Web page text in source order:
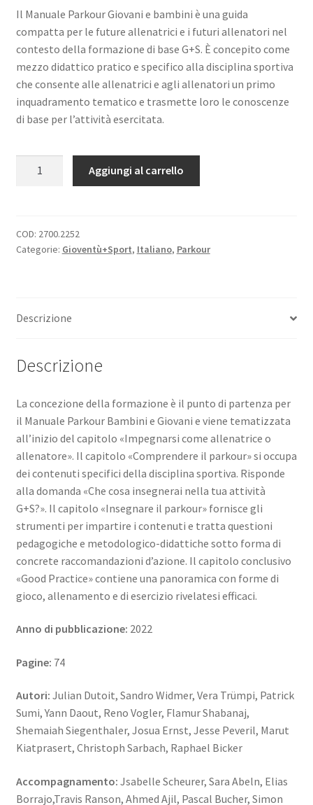
Il Manuale Parkour Giovani e bambini è una guida
compatta per le future allenatrici e i futuri allenatori nel
contesto della formazione di base G+S. È concepito come
mezzo didattico pratico e specifico alla disciplina sportiva
che consente alle allenatrici e agli allenatori un primo
inquadramento tematico e trasmette loro le conoscenze
di base per l’attività esercitata.
e
giovani
Aggiungi al carrello
COD: 2700.2252
Categorie: Gioventù+Sport, Italiano, Parkour
Descrizione
Descrizione
La concezione della formazione è il punto di partenza per
il Manuale Parkour Bambini e Giovani e viene tematizzata
all’inizio del capitolo «Impegnarsi come allenatrice o
allenatore». Il capitolo «Comprendere il parkour» si occupa
dei contenuti specifici della disciplina sportiva. Risponde
alla domanda «Che cosa insegnerai nella tua attività
G+S?». Il capitolo «Insegnare il parkour» fornisce gli
strumenti per impartire i contenuti e tratta questioni
pedagogiche e metodologico-didattiche sotto forma di
concrete raccomandazioni d’azione. Il capitolo conclusivo
«Good Practice» contiene una panoramica con forme di
gioco, allenamento e di esercizio rivelatesi efficaci.
Anno di pubblicazione: 2022
Pagine: 74
Autori: Julian Dutoit, Sandro Widmer, Vera Trümpi, Patrick
Sumi, Yann Daout, Reno Vogler, Flamur Shabanaj,
Shemaiah Siegenthaler, Josua Ernst, Jesse Peveril, Marut
Kiatprasert, Christoph Sarbach, Raphael Bicker
Accompagnamento: Jsabelle Scheurer, Sara Abeln, Elias
Borrajo,Travis Ranson, Ahmed Ajil, Pascal Bucher, Simon